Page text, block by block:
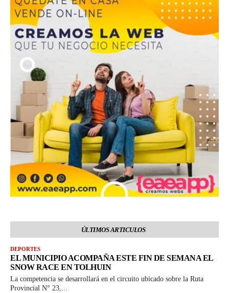
ÚLTIMOS ARTICULOS
DEPORTES
EL MUNICIPIO ACOMPAÑA ESTE FIN DE SEMANA EL
SNOW RACE EN TOLHUIN
La competencia se desarrollará en el circuito ubicado sobre la Ruta
Provincial N° 23,...